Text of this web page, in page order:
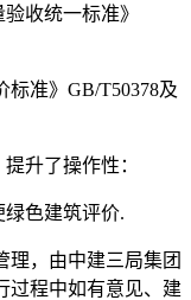
收统一标准》
准》GB/T50378及
升了操作性：
色建筑评价.
理，由中建三局集团
过程中如有意见、建